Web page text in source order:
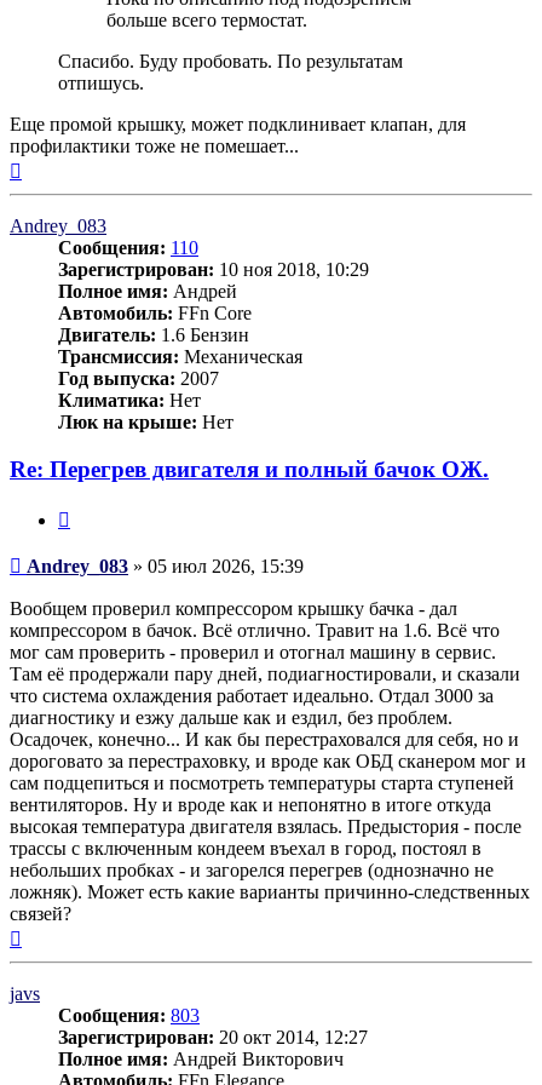
больше всего термостат.
Спасибо. Буду пробовать. По результатам
отпишусь.
Еще промой крышку, может подклинивает клапан, для
профилактики тоже не помешает...
Andrey_083
Сообщения: 110
Зарегистрирован: 10 ноя 2018, 10:29
Полное имя: Андрей
Автомобиль: FFn Core
Двигатель: 1.6 Бензин
Трансмиссия: Механическая
Год выпуска: 2007
Климатика: Нет
Люк на крыше: Нет
Re: Перегрев двигателя и полный бачок ОЖ.
Сообщение
Andrey_083 » 05 июл 2026, 15:39
Вообщем проверил компрессором крышку бачка - дал
компрессором в бачок. Всё отлично. Травит на 1.6. Всё что
мог сам проверить - проверил и отогнал машину в сервис.
Там её продержали пару дней, подиагностировали, и сказали
что система охлаждения работает идеально. Отдал 3000 за
диагностику и езжу дальше как и ездил, без проблем.
Осадочек, конечно... И как бы перестраховался для себя, но и
дороговато за перестраховку, и вроде как ОБД сканером мог и
сам подцепиться и посмотреть температуры старта ступеней
вентиляторов. Ну и вроде как и непонятно в итоге откуда
высокая температура двигателя взялась. Предыстория - после
трассы с включенным кондеем въехал в город, постоял в
небольших пробках - и загорелся перегрев (однозначно не
ложняк). Может есть какие варианты причинно-следственных
связей?
javs
Сообщения: 803
Зарегистрирован: 20 окт 2014, 12:27
Полное имя: Андрей Викторович
Автомобиль: FFn Elegance